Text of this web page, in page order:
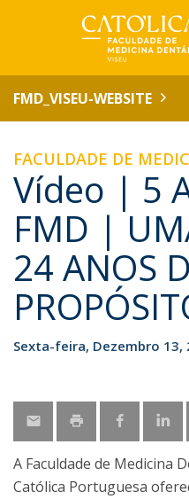
FMD_VISEU-WEBSITE
FACULDADE DE
Vídeo | 5
FMD |
24 ANOS
Sexta-feira, Dezembro 13,
A Faculdade de Medicina
Católica Portuguesa